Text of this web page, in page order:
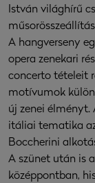
István világhírű
A hangverseny
opera zenekari
concerto tételeit
motívumok
új zenei élményt.
itáliai tematika
Boccherini
A szünet után is
középpontban,